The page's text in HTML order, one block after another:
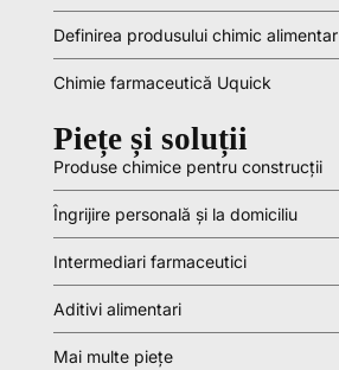
Definirea produsului chimic alimentar
Chimie farmaceutică Uquick
Piețe și soluții
Produse chimice pentru construcții
Îngrijire personală și la domiciliu
Intermediari farmaceutici
Aditivi alimentari
Mai multe piețe